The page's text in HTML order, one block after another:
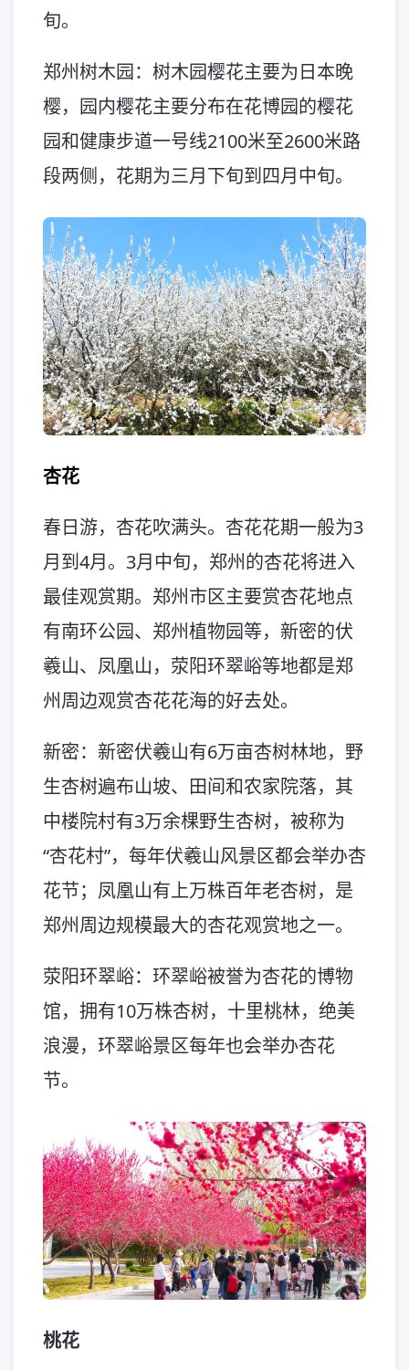
旬。
郑州树木园：树木园樱花主要为日本晚
樱，园内樱花主要分布在花博园的樱花
园和健康步道一号线2100米至2600米路
段两侧，花期为三月下旬到四月中旬。
杏花
春日游，杏花吹满头。杏花花期一般为3
月到4月。3月中旬，郑州的杏花将进入
最佳观赏期。郑州市区主要赏杏花地点
有南环公园、郑州植物园等，新密的伏
羲山、凤凰山，荥阳环翠峪等地都是郑
州周边观赏杏花花海的好去处。
新密：新密伏羲山有6万亩杏树林地，野
生杏树遍布山坡、田间和农家院落，其
中楼院村有3万余棵野生杏树，被称为
“杏花村”，每年伏羲山风景区都会举办杏
花节；凤凰山有上万株百年老杏树，是
郑州周边规模最大的杏花观赏地之一。
荥阳环翠峪：环翠峪被誉为杏花的博物
馆，拥有10万株杏树，十里桃林，绝美
浪漫，环翠峪景区每年也会举办杏花
节。
桃花